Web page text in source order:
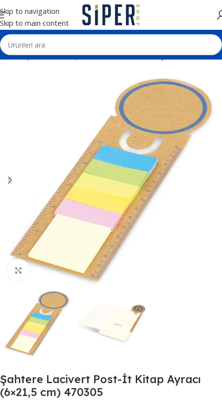
Skip to navigation
Skip to main content
Ana Sayfa Geri Dönüşümlü Ürünler Geri Dönüşümlü Ürünler
Büyütmek için tıklayın
Şahtere Lacivert Post-İt Kitap Ayracı
(6×21,5 cm) 470305